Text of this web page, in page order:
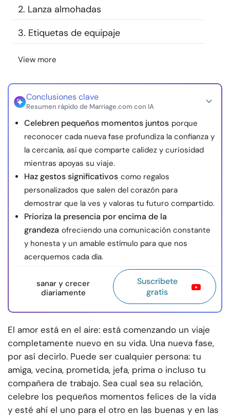
Encuentra un terapeuta
Idioma
nosotros
© Copyright 2026. Todos los derechos reservados.
2. Lanza almohadas
3. Etiquetas de equipaje
View more
Conclusiones clave
Resumen rápido de Marriage.com con IA
Celebren pequeños momentos juntos porque
reconocer cada nueva fase profundiza la confianza y
la cercanía, así que comparte calidez y curiosidad
mientras apoyas su viaje.
Haz gestos significativos como regalos
personalizados que salen del corazón para
demostrar que la ves y valoras tu futuro compartido.
Prioriza la presencia por encima de la
grandeza ofreciendo una comunicación constante
y honesta y un amable estímulo para que nos
acerquemos cada día.
sanar y crecer
diariamente
Suscríbete
gratis
El amor está en el aire: está comenzando un viaje
completamente nuevo en su vida. Una nueva fase,
por así decirlo. Puede ser cualquier persona: tu
amiga, vecina, prometida, jefa, prima o incluso tu
compañera de trabajo. Sea cual sea su relación,
celebre los pequeños momentos felices de la vida
y esté ahí el uno para el otro en las buenas y en las